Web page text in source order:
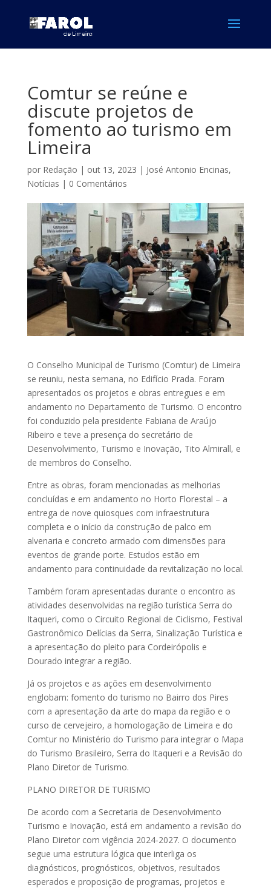
Comtur se reúne e
discute projetos de
fomento ao turismo em
Limeira
por Redação | out 13, 2023 | José Antonio Encinas,
Notícias | 0 Comentários
O Conselho Municipal de Turismo (Comtur) de Limeira
se reuniu, nesta semana, no Edifício Prada. Foram
apresentados os projetos e obras entregues e em
andamento no Departamento de Turismo. O encontro
foi conduzido pela presidente Fabiana de Araújo
Ribeiro e teve a presença do secretário de
Desenvolvimento, Turismo e Inovação, Tito Almirall, e
de membros do Conselho.
Entre as obras, foram mencionadas as melhorias
concluídas e em andamento no Horto Florestal – a
entrega de nove quiosques com infraestrutura
completa e o início da construção de palco em
alvenaria e concreto armado com dimensões para
eventos de grande porte. Estudos estão em
andamento para continuidade da revitalização no local.
Também foram apresentadas durante o encontro as
atividades desenvolvidas na região turística Serra do
Itaqueri, como o Circuito Regional de Ciclismo, Festival
Gastronômico Delícias da Serra, Sinalização Turística e
a apresentação do pleito para Cordeirópolis e
Dourado integrar a região.
Já os projetos e as ações em desenvolvimento
englobam: fomento do turismo no Bairro dos Pires
com a apresentação da arte do mapa da região e o
curso de cervejeiro, a homologação de Limeira e do
Comtur no Ministério do Turismo para integrar o Mapa
do Turismo Brasileiro, Serra do Itaqueri e a Revisão do
Plano Diretor de Turismo.
PLANO DIRETOR DE TURISMO
De acordo com a Secretaria de Desenvolvimento
Turismo e Inovação, está em andamento a revisão do
Plano Diretor com vigência 2024-2027. O documento
segue uma estrutura lógica que interliga os
diagnósticos, prognósticos, objetivos, resultados
esperados e proposição de programas, projetos e